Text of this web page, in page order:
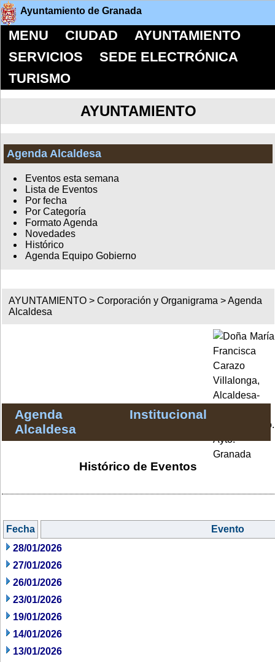
Ayuntamiento de Granada
MENU CIUDAD
AYUNTAMIENTO
SERVICIOS
SEDE ELECTRÓNICA
TURISMO
AYUNTAMIENTO
Agenda Alcaldesa
Eventos esta semana
Lista de Eventos
Por fecha
Por Categoría
Formato Agenda
Novedades
Histórico
Agenda Equipo Gobierno
AYUNTAMIENTO >Corporación y Organigrama >Agenda
Alcaldesa
Agenda Institucional
Alcaldesa
Histórico de Eventos
Fecha
Evento
28/01/2026
27/01/2026
26/01/2026
23/01/2026
19/01/2026
14/01/2026
13/01/2026